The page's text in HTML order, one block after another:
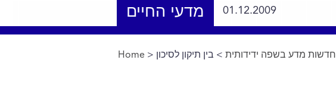
מדעי החיים 01.12.2009
You are here
Home > חדשות מדע בשפה ידידותית> בין תיקון לסיכון